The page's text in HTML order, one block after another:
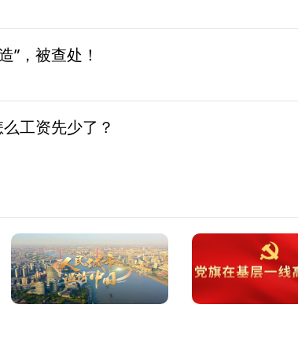
”，被查处！
工资先少了？